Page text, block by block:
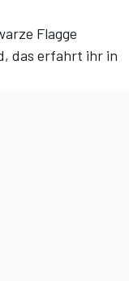
Flagge
das erfahrt ihr in